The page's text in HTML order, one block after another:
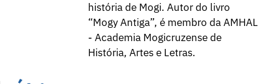
história de Mogi. Autor do livro
“Mogy Antiga”, é membro da AMHAL
- Academia Mogicruzense de
História, Artes e Letras.